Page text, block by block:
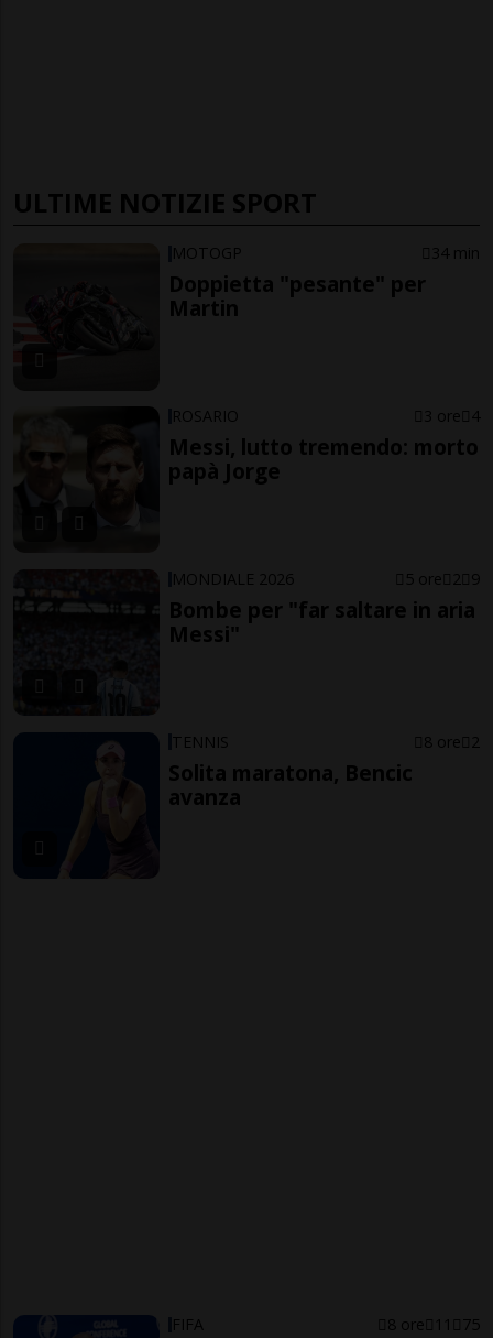
ULTIME NOTIZIE SPORT
MOTOGP 34 min
Doppietta "pesante" per
Martin
ROSARIO 3 ore 4
Messi, lutto tremendo: morto
papà Jorge
MONDIALE 2026 5 ore 2 9
Bombe per "far saltare in aria
Messi"
TENNIS 8 ore 2
Solita maratona, Bencic
avanza
FIFA 8 ore 11 75